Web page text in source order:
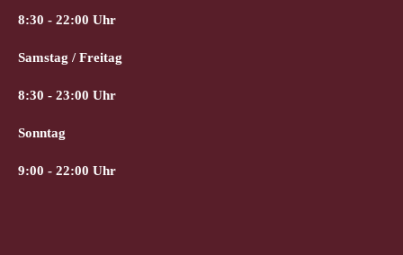
8:30 - 22:00 Uhr
Samstag / Freitag
8:30 - 23:00 Uhr
Sonntag
9:00 - 22:00 Uhr